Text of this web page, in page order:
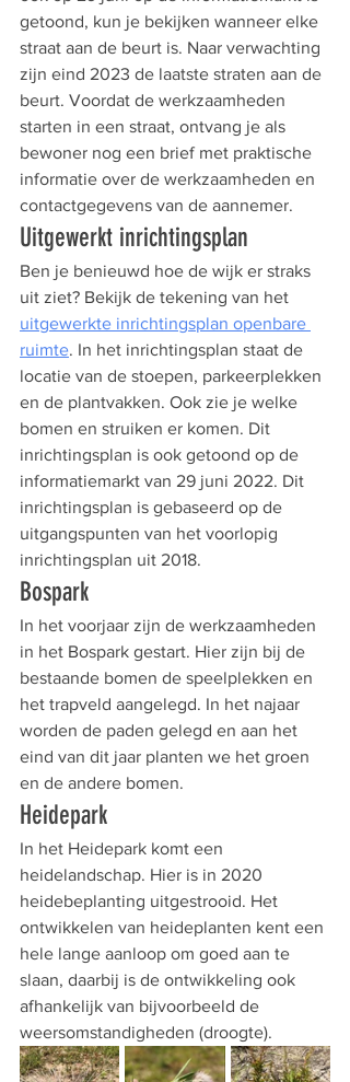
getoond, kun je bekijken wanneer elke
straat aan de beurt is. Naar verwachting
zijn eind 2023 de laatste straten aan de
beurt. Voordat de werkzaamheden
starten in een straat, ontvang je als
bewoner nog een brief met praktische
informatie over de werkzaamheden en
contactgegevens van de aannemer.
Uitgewerkt inrichtingsplan
Ben je benieuwd hoe de wijk er straks
uit ziet? Bekijk de tekening van het
uitgewerkte inrichtingsplan openbare
ruimte. In het inrichtingsplan staat de
locatie van de stoepen, parkeerplekken
en de plantvakken. Ook zie je welke
bomen en struiken er komen. Dit
inrichtingsplan is ook getoond op de
informatiemarkt van 29 juni 2022. Dit
inrichtingsplan is gebaseerd op de
uitgangspunten van het voorlopig
inrichtingsplan uit 2018.
Bospark
In het voorjaar zijn de werkzaamheden
in het Bospark gestart. Hier zijn bij de
bestaande bomen de speelplekken en
het trapveld aangelegd. In het najaar
worden de paden gelegd en aan het
eind van dit jaar planten we het groen
en de andere bomen.
Heidepark
In het Heidepark komt een
heidelandschap. Hier is in 2020
heidebeplanting uitgestrooid. Het
ontwikkelen van heideplanten kent een
hele lange aanloop om goed aan te
slaan, daarbij is de ontwikkeling ook
afhankelijk van bijvoorbeeld de
weersomstandigheden (droogte).